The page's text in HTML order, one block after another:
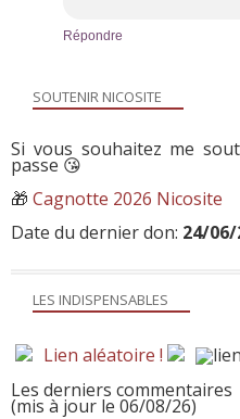
Répondre
LES INDISPENSABLES
Lien aléatoire !
Les derniers commentaires
(mis à jour le 06/08/26)
SOUTENIR NICOSITE
Si vous souhaitez me
passe 😘
🎁 Cagnotte 2026 Nicosite
Date du dernier don: 24/06/